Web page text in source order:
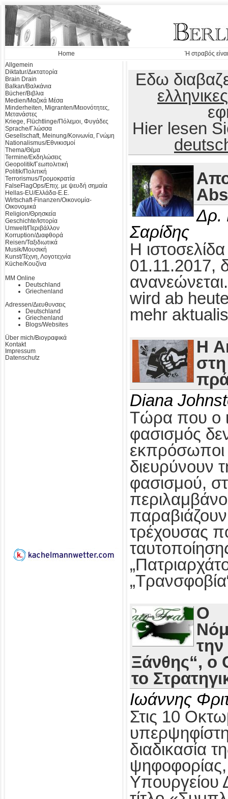
Home
Ή στραβός
Allgemein
Diktatur/Δικτατορία
Brain Drain
Balkan/Βαλκάνια
Bücher/Βιβλια
Medien/Μαζικά Μέσα
Minderheiten, Migranten/Μειονότητες,
Μετανάστες
Kriege, Flüchtlinge/Πόλεμοι, Φυγάδες
Sprache/Γλώσσα
Gesellschaft, Meinung/Κοινωνία, Γνώμη
Nationalismus/Εθνικισμοί
Thema/Θέμα
Termine/Εκδηλώσεις
Geopolitik/Γεωπολιτική
Politik/Πολιτική
Terrorismus/Τρομοκρατία
FalseFlagOps/Επιχ. με ψευδή σημαία
Hellas-EU/Ελλάδα-Ε.Ε.
Wirtschaft-Finanzen/Οικονομία-
Οικονομικά
Religion/Θρησκεία
Geschichte/Ιστορία
Umwelt/Περιβάλλον
Korruption/Διαφθορά
Reisen/Ταξιδιωτικά
Musik/Μουσική
Kunst/Τέχνη, Λογοτεχνία
Küche/Κουζίνα
MM Online
Deutschland
Griechenland
Adressen/Διευθυνσεις
Deutschland
Griechenland
Blogs/Websites
Über mich/Βιογραφικά
Kontakt
Impressum
Datenschutz
Εδω
ελληνικες
Hier lesen
Δρ.
Σαρίδης
Η
01.11.2017,
wird ab
mehr
Η
Diana
Τώρα που ο
φασισμός
εκπρόσωποι
διευρύνουν
φασισμού,
τρέχουσας
Ο
Ξάνθης“, ο
το
Ιωάννης
Στις 10
διαδικασία
Υπουργείου